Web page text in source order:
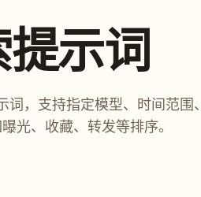
示词
，支持指定模型、时间范围、
光、收藏、转发等排序。